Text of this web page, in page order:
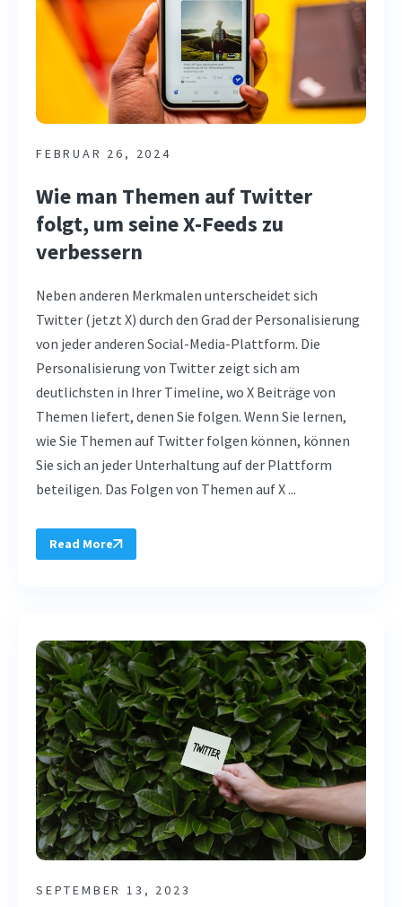
FEBRUAR 26, 2024
Wie man Themen auf Twitter
folgt, um seine X-Feeds zu
verbessern
Neben anderen Merkmalen unterscheidet sich
Twitter (jetzt X) durch den Grad der Personalisierung
von jeder anderen Social-Media-Plattform. Die
Personalisierung von Twitter zeigt sich am
deutlichsten in Ihrer Timeline, wo X Beiträge von
Themen liefert, denen Sie folgen. Wenn Sie lernen,
wie Sie Themen auf Twitter folgen können, können
Sie sich an jeder Unterhaltung auf der Plattform
beteiligen. Das Folgen von Themen auf X ...
Read More
SEPTEMBER 13, 2023